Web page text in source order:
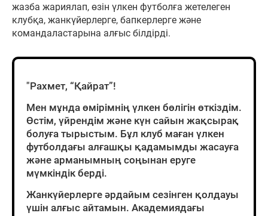
жазба жариялап, өзін үлкен футболға жетелеген
клубқа, жанкүйерлерге, бапкерлерге және
командаластарына алғыс білдірді.
"Рахмет, “Қайрат”!
Мен мұнда өмірімнің үлкен бөлігін өткіздім.
Өстім, үйрендім және күн сайын жақсырақ
болуға тырыстым. Бұл клуб маған үлкен
футболдағы алғашқы қадамымды жасауға
және арманымның соңынан еруге
мүмкіндік берді.
Жанкүйерлерге әрдайым сезінген қолдауы
үшін алғыс айтамын. Академиядағы